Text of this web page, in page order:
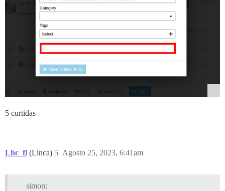
5 curtidas
Lhc_fl (Linca) Agosto 25, 2023, 6:41am
5
simon: